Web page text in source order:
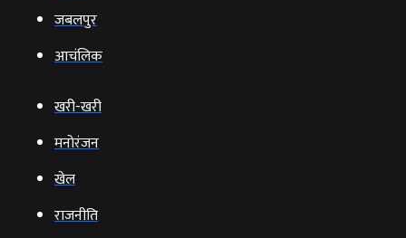
जबलपुर
आचंलिक
खरी-खरी
मनोरंजन
खेल
राजनीति